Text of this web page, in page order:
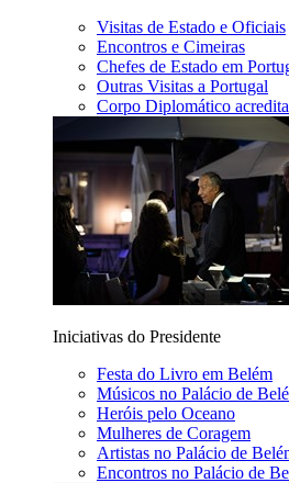
Visitas de Estado e Oficiais
Encontros e Cimeiras
Chefes de Estado em
Outras Visitas a Portugal
Corpo Diplomático
Iniciativas do Presidente
Festa do Livro em Belém
Músicos no Palácio de
Heróis pelo Oceano
Mulheres de Coragem
Artistas no Palácio de
Encontros no Palácio de